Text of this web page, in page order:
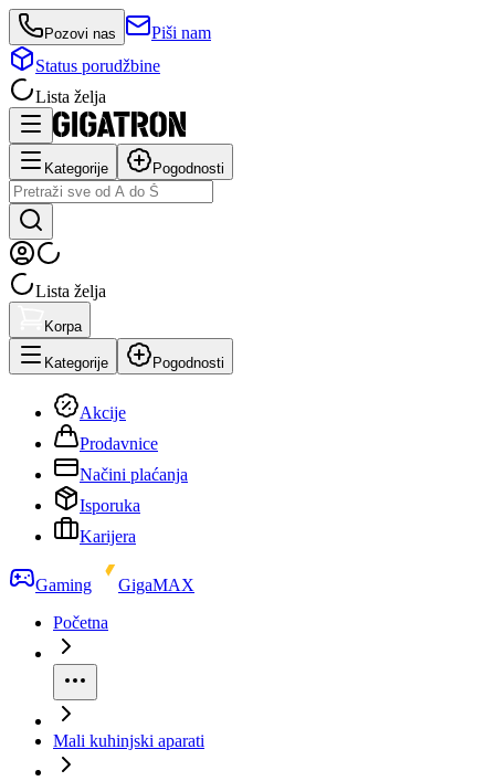
Pozovi nas
Piši nam
Status porudžbine
Lista želja
Kategorije Pogodnosti
Lista želja
Korpa
Kategorije Pogodnosti
Akcije
Prodavnice
Načini plaćanja
Isporuka
Karijera
Gaming
GigaMAX
Početna
Mali kuhinjski aparati